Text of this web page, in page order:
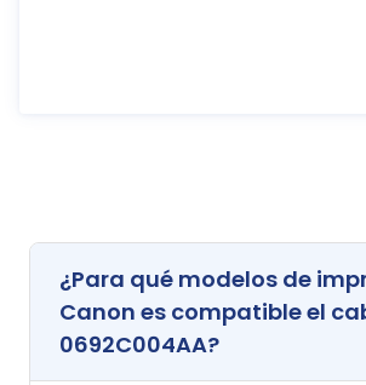
¿Para qué modelos de
Canon es compatible el
0692C004AA?